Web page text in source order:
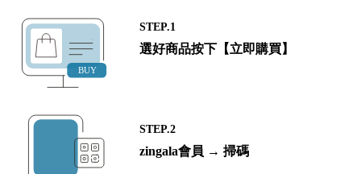
STEP.1
選好商品按下【立即購買】
STEP.2
zingala會員 → 掃碼